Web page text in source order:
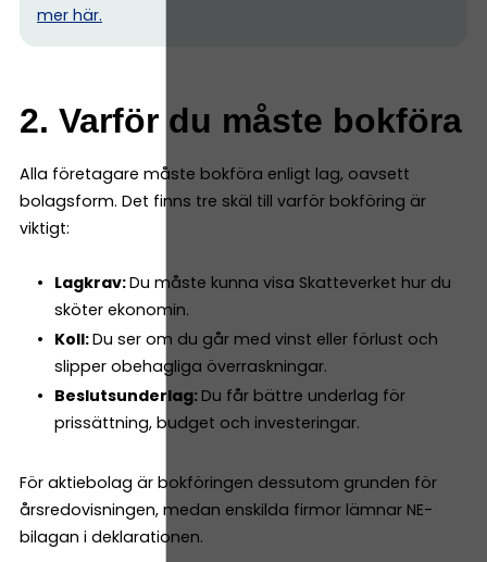
mer här.
2. Varför du måste bokföra
Alla företagare måste bokföra enligt lag, oavsett
bolagsform. Det finns tre skäl till varför bokföring är
viktigt:
Lagkrav:Du måste kunna visa Skatteverket hur du
sköter ekonomin.
Koll:Du ser om du går med vinst eller förlust och
slipper obehagliga överraskningar.
Beslutsunderlag: Du får bättre underlag för
prissättning, budget och investeringar.
För aktiebolag är bokföringen dessutom grunden för
årsredovisningen, medan enskilda firmor lämnar NE-
bilagan i deklarationen.